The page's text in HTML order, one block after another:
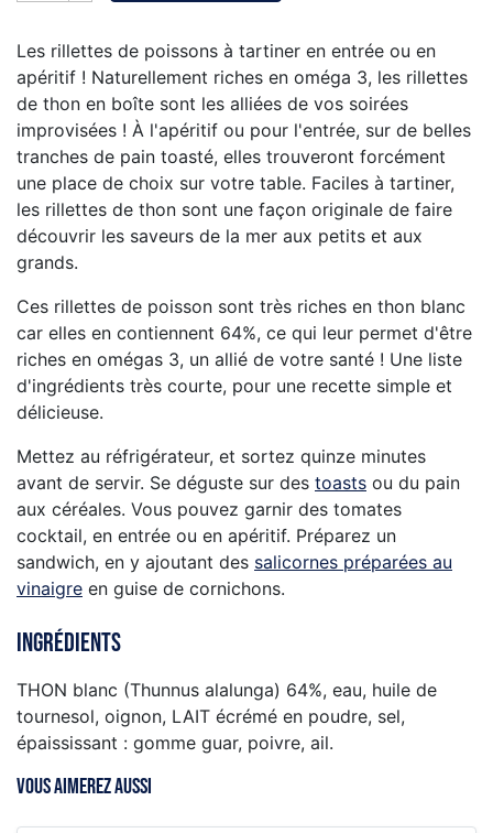
Les rillettes de poissons à tartiner en entrée ou en
apéritif ! Naturellement riches en oméga 3, les rillettes
de thon en boîte sont les alliées de vos soirées
improvisées ! À l'apéritif ou pour l'entrée, sur de belles
tranches de pain toasté, elles trouveront forcément
une place de choix sur votre table. Faciles à tartiner,
les rillettes de thon sont une façon originale de faire
découvrir les saveurs de la mer aux petits et aux
grands.
Ces rillettes de poisson sont très riches en thon blanc
car elles en contiennent 64%, ce qui leur permet d'être
riches en omégas 3, un allié de votre santé ! Une liste
d'ingrédients très courte, pour une recette simple et
délicieuse.
Mettez au réfrigérateur, et sortez quinze minutes
avant de servir. Se déguste sur des toasts ou du pain
aux céréales. Vous pouvez garnir des tomates
cocktail, en entrée ou en apéritif. Préparez un
sandwich, en y ajoutant des salicornes préparées au
vinaigre en guise de cornichons.
Ingrédients
THON blanc (Thunnus alalunga) 64%, eau, huile de
tournesol, oignon, LAIT écrémé en poudre, sel,
épaississant : gomme guar, poivre, ail.
VOUS AIMEREZ AUSSI